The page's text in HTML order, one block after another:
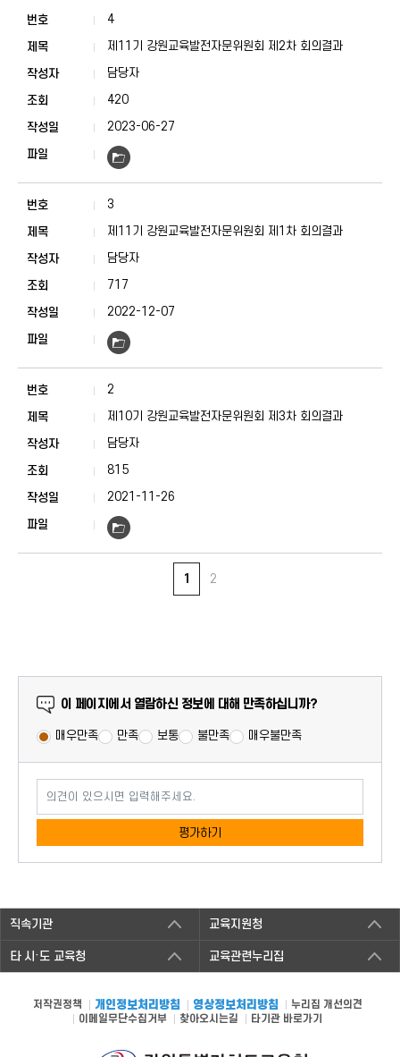
4
제11기 강원교육발전자문위원회 제2차 회의결과
담당자
420
2023-06-27
3
제11기 강원교육발전자문위원회 제1차 회의결과
담당자
717
2022-12-07
2
제10기 강원교육발전자문위원회 제3차 회의결과
담당자
815
2021-11-26
1 2
만족도 조사
이 페이지에서 열람하신 정보에 대해 만족하십니까?
매우만족 만족 보통 불만족 매우불만족
평가하기
직속기관 교육지원청
타 시·도 교육청 교육관련누리집
저작권정책 개인정보처리방침 영상정보처리방침
누리집 개선의견
이메일무단수집거부
찾아오시는길 타기관 바로가기